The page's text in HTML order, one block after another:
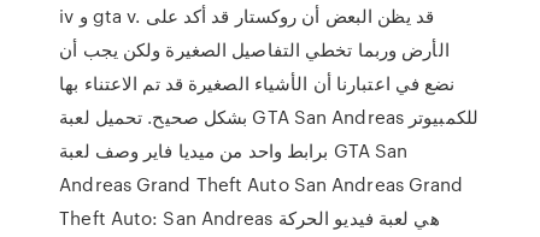
iv و gta v. قد يظن البعض أن روكستار قد أكد على
الأرض وربما تخطي التفاصيل الصغيرة ولكن يجب أن
نضع في اعتبارنا أن الأشياء الصغيرة قد تم الاعتناء بها
بشكل صحيح. تحميل لعبة GTA San Andreas للكمبيوتر
برابط واحد من ميديا فاير وصف لعبة GTA San
Andreas Grand Theft Auto San Andreas Grand
Theft Auto: San Andreas هي لعبة فيديو الحركة